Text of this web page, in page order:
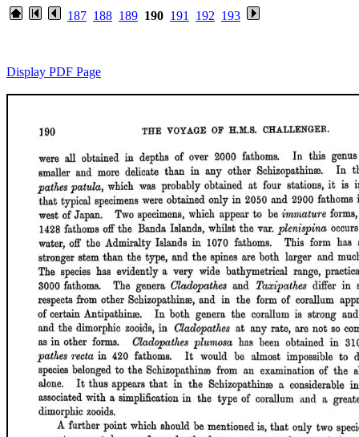
187 188 189 190 191 192 193
Display PDF Page